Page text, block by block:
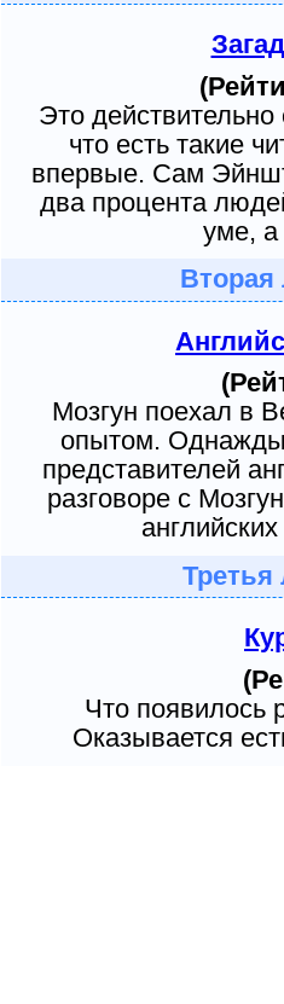
Это
что есть такие
впервые. Сам
два процента
уме, а
Вторая
Мозгун поехал в
опытом. Однажды
представителей
разговоре с
Третья
Что появилось
Оказывается